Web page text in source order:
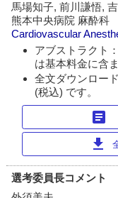
馬場知子, 前川謙悟,
熊本中央病院 麻酔科
Cardiovascular
アブストラクト
は基本料金に含
全文ダウンロー
(税込) です。
article
download
選考委員長コメント